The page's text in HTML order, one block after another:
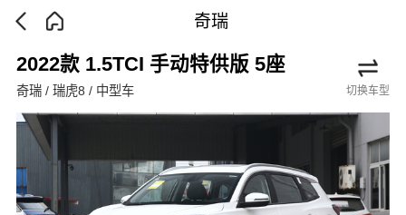
奇瑞
2022款 1.5TCI 手动特供版 5座
奇瑞 / 瑞虎8 / 中型车 切换车型